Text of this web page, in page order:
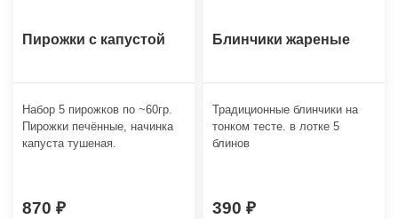
Пирожки с капустой
Набор 5 пирожков по ~60гр.
Пирожки печённые, начинка
капуста тушеная.
870
Блинчики жареные
Традиционные блинчики на
тонком тесте. в лотке 5
блинов
390